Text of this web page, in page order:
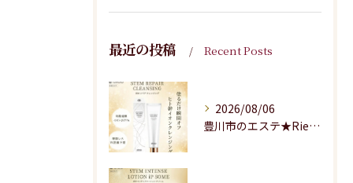
最近の投稿 Recent Posts
2026/08/06
豊川市のエステ★Riesaの商品紹介★